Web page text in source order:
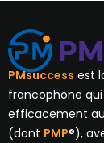
PMsuccess est
francophone
efficacement
(dont PMP®),